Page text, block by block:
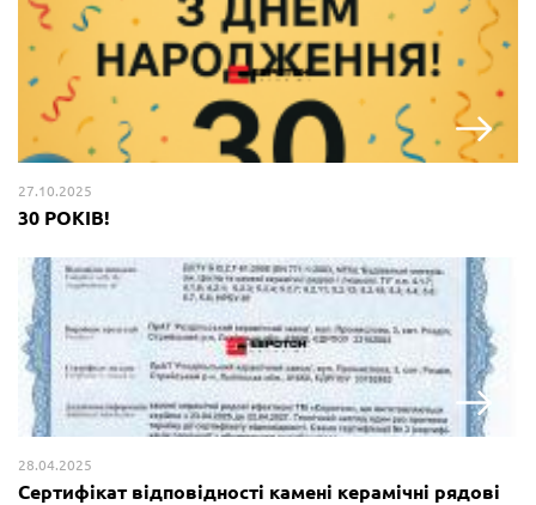
27.10.2025
30 РОКІВ!
28.04.2025
Сертифікат відповідності камені керамічні рядові